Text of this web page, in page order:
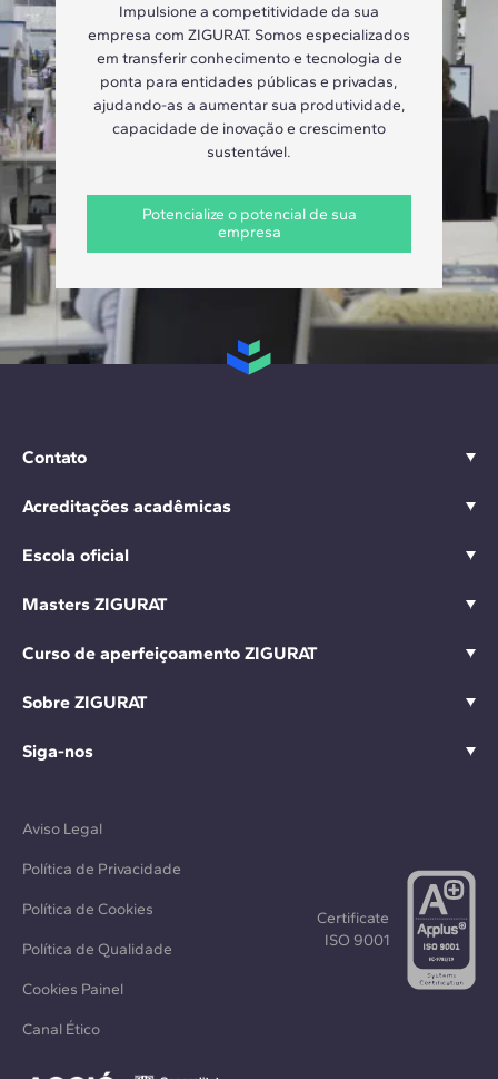
Impulsione a competitividade da sua
empresa com ZIGURAT. Somos especializados
em transferir conhecimento e tecnologia de
ponta para entidades públicas e privadas,
ajudando-as a aumentar sua produtividade,
capacidade de inovação e crescimento
sustentável.
Potencialize o potencial de sua
empresa
Contato
Acreditações acadêmicas
Escola oficial
Masters ZIGURAT
Curso de aperfeiçoamento ZIGURAT
Sobre ZIGURAT
Siga-nos
Aviso Legal
Política de Privacidade
Política de Cookies
Política de Qualidade
Cookies Painel
Canal Ético
Certificate
ISO 9001